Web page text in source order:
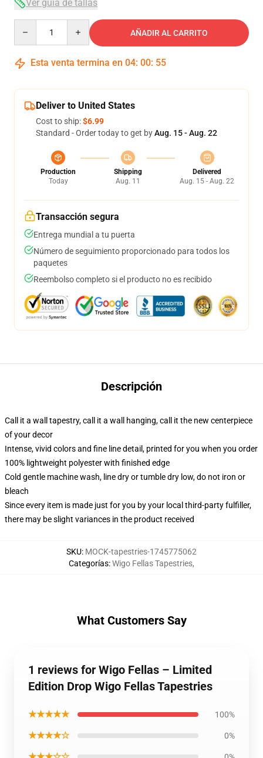
Ver guía de tallas
AÑADIR AL CARRITO
Esta venta termina en 04: 00: 54
Deliver to United States
Cost to ship:$6.99
Standard - Order today to get byAug. 15 - Aug. 22
Production
Today
Shipping
Aug. 11
Delivered
Aug. 15 - Aug. 22
Transacción segura
Entrega mundial a tu puerta
Número de seguimiento proporcionado para todos los
paquetes
Reembolso completo si el producto no es recibido
Descripción
Call it a wall tapestry, call it a wall hanging, call it the new centerpiece
of your decor
Intense, vivid colors and fine line detail, printed for you when you order
100% lightweight polyester with finished edge
Cold gentle machine wash, line dry or tumble dry low, do not iron or
bleach
Since every item is made just for you by your local third-party fulfiller,
there may be slight variances in the product received
SKU: MOCK-tapestries-1745775062
Categorías:Wigo Fellas Tapestries,
What Customers Say
1 reviews for Wigo Fellas – Limited
Edition Drop Wigo Fellas Tapestries
★★★★★ 100%
★★★★☆ 0%